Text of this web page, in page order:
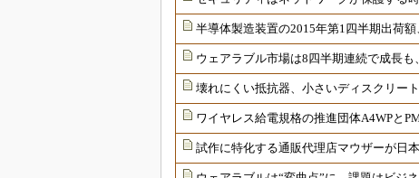
半導体製造装置の2015年第1四半期出荷
ウェアラブル市場は8四半期連続で成長
壊れにくい抵抗器、小さいディスクリ
ワイヤレス給電規格の推進団体A4WPと
試作に特化する通販代理店マウザーが日